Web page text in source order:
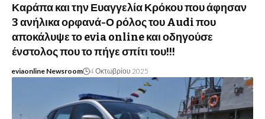
Καράπα και την Ευαγγελία Κρόκου που άφησαν
3 ανήλικα ορφανά-Ο ρόλος του Audi που
αποκάλυψε το evia online και οδηγούσε
ένστολος που το πήγε σπίτι του!!!
eviaonline Newsroom 4 Οκτωβρίου 2025